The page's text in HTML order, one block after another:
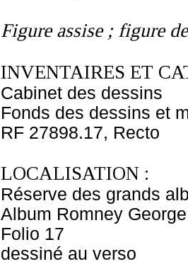
Figure assise ; figure
INVENTAIRES ET
Cabinet des dessins
Fonds des dessins et
RF 27898.17, Recto
LOCALISATION :
Réserve des grands
Album Romney
Folio 17
dessiné au verso